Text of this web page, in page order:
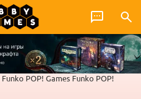
Funko POP! Games Funko POP!